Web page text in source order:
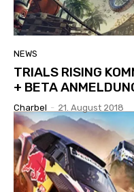
NEWS
TRIALS RISING
+ BETA
Charbel - 21. August 2018